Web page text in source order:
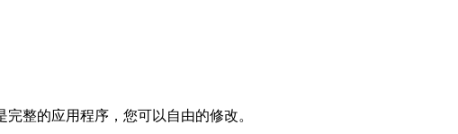
整的应用程序，您可以自由的修改。